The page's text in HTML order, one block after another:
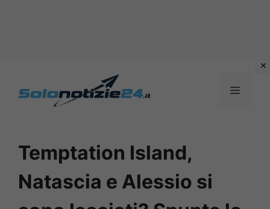
MENU
Temptation Island,
Natascia e Alessio si